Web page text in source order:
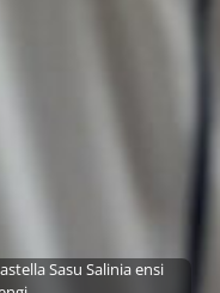
Sasu Salinia ensi